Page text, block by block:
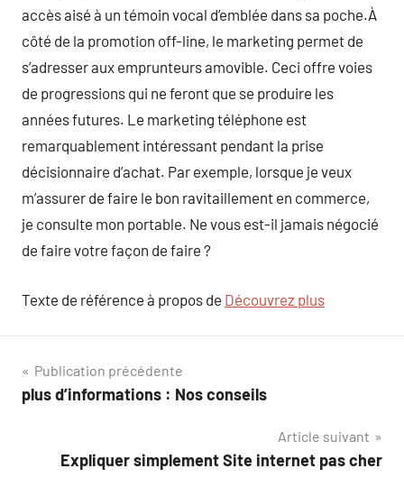
accès aisé à un témoin vocal d’emblée dans sa poche.À
côté de la promotion off-line, le marketing permet de
s’adresser aux emprunteurs amovible. Ceci offre voies
de progressions qui ne feront que se produire les
années futures. Le marketing téléphone est
remarquablement intéressant pendant la prise
décisionnaire d’achat. Par exemple, lorsque je veux
m’assurer de faire le bon ravitaillement en commerce,
je consulte mon portable. Ne vous est-il jamais négocié
de faire votre façon de faire ?
Texte de référence à propos de Découvrez plus
Navigation
de
Publication précédente
plus d’informations : Nos conseils
Article suivant
Expliquer simplement Site internet pas cher